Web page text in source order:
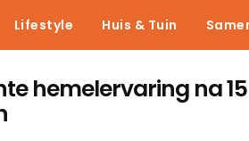
Lifestyle Huis & Tuin
hemelervaring na